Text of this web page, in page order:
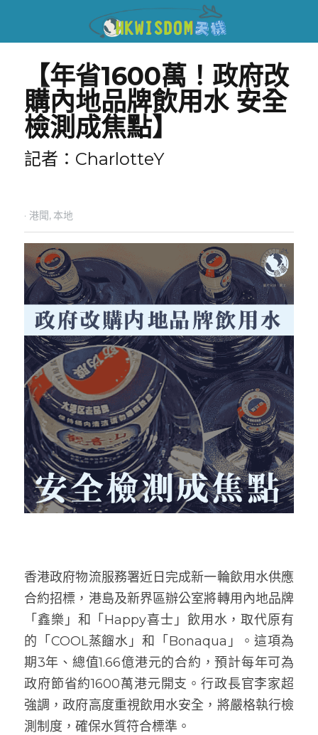
【年省1600萬！政府改
購內地品牌飲用水 安全
檢測成焦點】
記者：CharlotteY
· 港聞, 本地
香港政府物流服務署近日完成新一輪飲用水供應
合約招標，港島及新界區辦公室將轉用內地品牌
「鑫樂」和「Happy喜士」飲用水，取代原有
的「COOL蒸餾水」和「Bonaqua」。這項為
期3年、總值1.66億港元的合約，預計每年可為
政府節省約1600萬港元開支。行政長官李家超
強調，政府高度重視飲用水安全，將嚴格執行檢
測制度，確保水質符合標準。